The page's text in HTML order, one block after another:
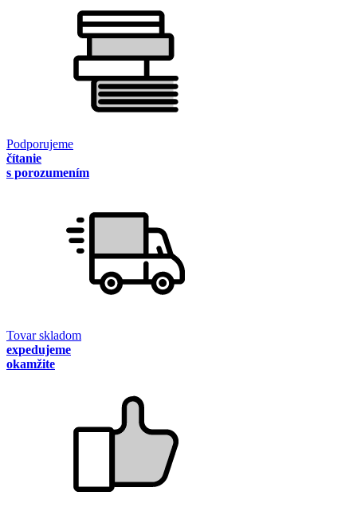
Podporujeme
čítanie
s porozumením
Tovar skladom
expedujeme
okamžite